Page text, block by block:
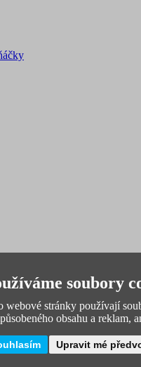
soubory
webové stránky používají
obsahu a reklam,
Upravit mé